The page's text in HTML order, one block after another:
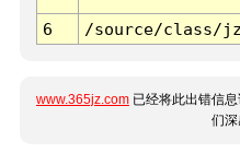
6 /source/class/
www.365jz.com 已经将此出错信
们